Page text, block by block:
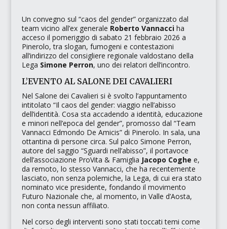
Un convegno sul “caos del gender”organizzato dal
team vicino all’ex generale Roberto Vannacciha
acceso il pomeriggio di sabato 21 febbraio 2026 a
Pinerolo, tra slogan, fumogeni e contestazioni
all’indirizzo del consigliere regionale valdostano della
Lega Simone Perron, uno dei relatori dell’incontro.
L’EVENTO AL SALONE DEI CAVALIERI
Nel Salone dei Cavalieri si è svolto l’appuntamento
intitolato “Il caos del gender: viaggio nell’abisso
dell’identità. Cosa sta accadendo a identità, educazione
e minori nell’epoca del gender”, promosso dal “Team
Vannacci Edmondo De Amicis”di Pinerolo. In sala, una
ottantina di persone circa. Sul palco Simone Perron,
autore del saggio “Sguardi nell’abisso”, il portavoce
dell’associazione ProVita & Famiglia Jacopo Coghe e,
da remoto, lo stesso Vannacci, che ha recentemente
lasciato, non senza polemiche, la Lega, di cui era stato
nominato vice presidente, fondando il movimento
Futuro Nazionale che, al momento, in Valle d’Aosta,
non conta nessun affiliato.
Nel corso degli interventi sono stati toccati temi come